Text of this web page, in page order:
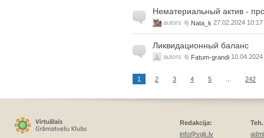
Нематериальный актив -
autors Nata_k 27.02.2024 10:17
Ликвидационный баланс
autors Fatum-grandi 10.04.2024
1 2 3 4 5 242
Redakcija:
info@vgk.lv